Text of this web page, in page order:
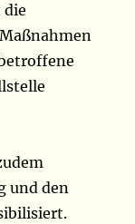
die
und den